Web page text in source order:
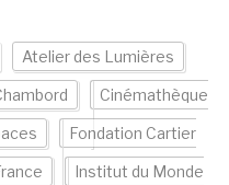
Atelier des Lumières
Cinémathèque
Fondation Cartier
Institut du Monde